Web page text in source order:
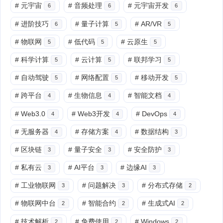
# 元宇宙 6 # 音频处理 6 # 元宇宙开发 6
# 进阶技巧 6 # 量子计算 5 # AR/VR 5
# 物联网 5 # 低代码 5 # 云原生 5
# 科学计算 5 # 云计算 5 # 联邦学习 5
# 自动驾驶 5 # 网络配置 5 # 移动开发 5
# 跨平台 4 # 生物信息 4 # 智能文档 4
# Web3.0 4 # Web3开发 4 # DevOps 4
# 无服务器 4 # 存储方案 4 # 数据结构 3
# 区块链 3 # 量子安全 3 # 安全防护 3
# 私有云 3 # AI平台 3 # 边缘AI 3
# 工业物联网 3 # 问题解决 3 # 分布式存储 2
# 物联网中台 2 # 智能合约 2 # 生成式AI 2
# 技术解析 2 # 免费使用 2 # Windows 2